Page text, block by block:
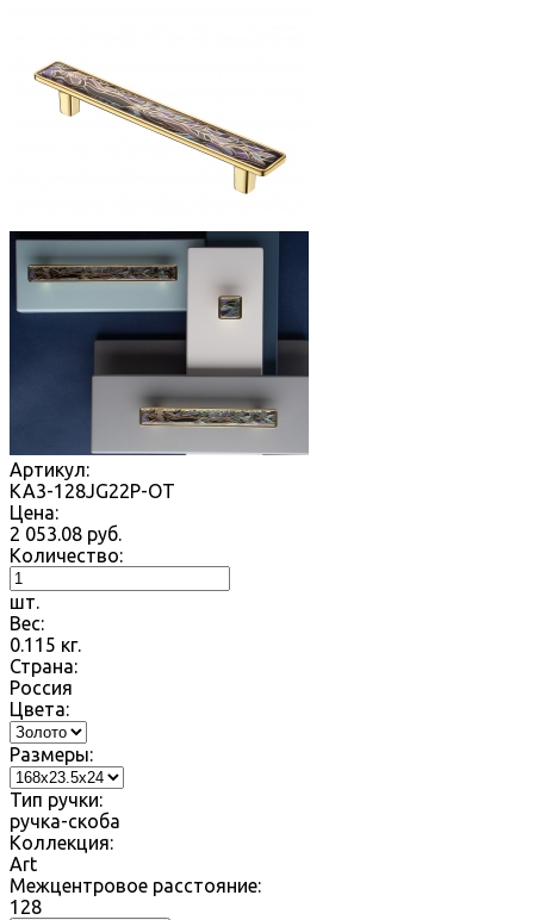
Артикул:
KA3-128JG22P-OT
Цена:
2 053.08 руб.
Количество:
шт.
Вес:
0.115 кг.
Страна:
Россия
Цвета:
Размеры:
Тип ручки:
ручка-скоба
Коллекция:
Art
Межцентровое расстояние:
128